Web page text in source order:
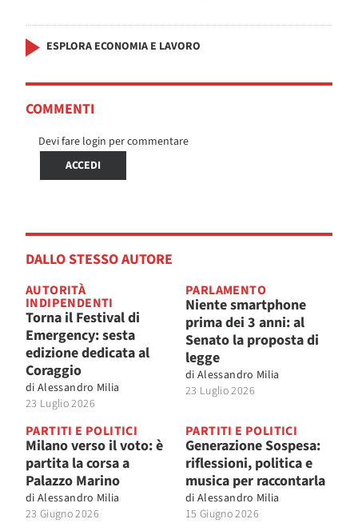
ESPLORA ECONOMIA E LAVORO
COMMENTI
Devi fare login per commentare
ACCEDI
DALLO STESSO AUTORE
AUTORITÀ
INDIPENDENTI
Torna il Festival di
Emergency: sesta
edizione dedicata al
Coraggio
di Alessandro Milia
23 Luglio 2026
PARLAMENTO
Niente smartphone
prima dei 3 anni: al
Senato la proposta di
legge
di Alessandro Milia
23 Luglio 2026
PARTITI E POLITICI
Milano verso il voto: è
partita la corsa a
Palazzo Marino
di Alessandro Milia
23 Giugno 2026
PARTITI E POLITICI
Generazione Sospesa:
riflessioni, politica e
musica per raccontarla
di Alessandro Milia
15 Giugno 2026